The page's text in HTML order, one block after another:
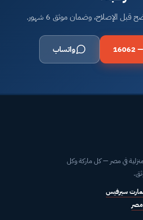
الإصلاح، وضمان موثق 6 شهور.
واتساب
في مصر — كل ماركة وكل
سيرفيس
مصر